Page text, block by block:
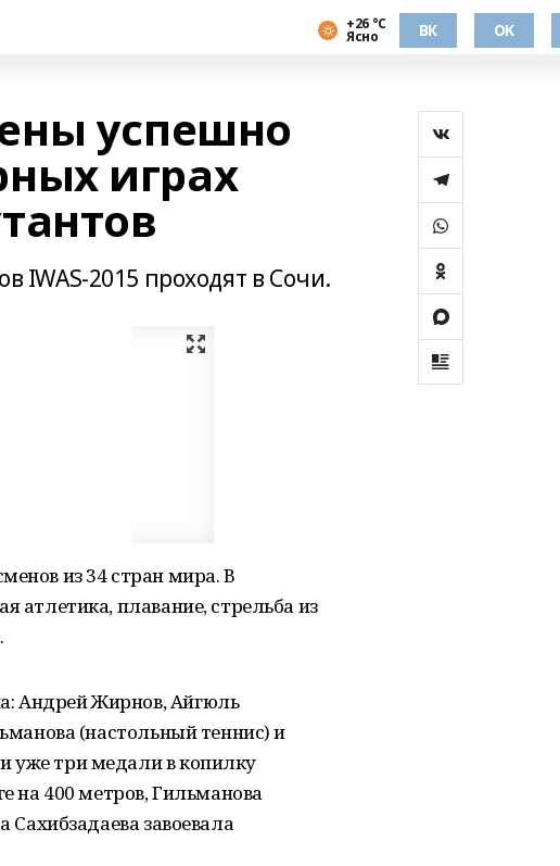
+26 °С
Ясно ВК OK
успешно
играх
IWAS-2015 проходят в Сочи.
из 34 стран мира. В
атлетика, плавание, стрельба из
Андрей Жирнов, Айгюль
(настольный теннис) и
уже три медали в копилку
на 400 метров, Гильманова
Сахибзадаева завоевала